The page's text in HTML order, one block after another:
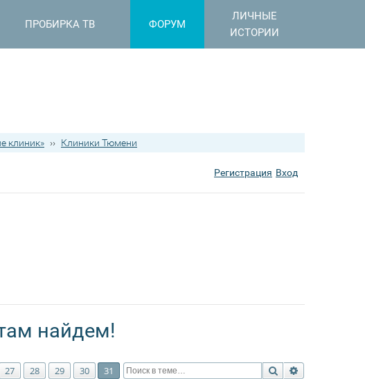
ПРОБИРКА ТВ ФОРУМ
ЛИЧНЫЕ
ИСТОРИИ
клиник» ›› Клиники Тюмени
Регистрация Вход
найдем!
Поиск
из31
27 28 29 30 31